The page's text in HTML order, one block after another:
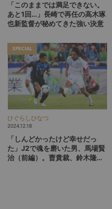
「このままでは満足できない。
あと1回…」長崎で再任の高木琢
也新監督が秘めてきた強い決意
SPECIAL
ひぐらしひなつ
2024.12.18
「しんどかったけど幸せだっ
た」J2で魂を磨いた男、馬場賢
治（前編）。曺貴裁、鈴木隆